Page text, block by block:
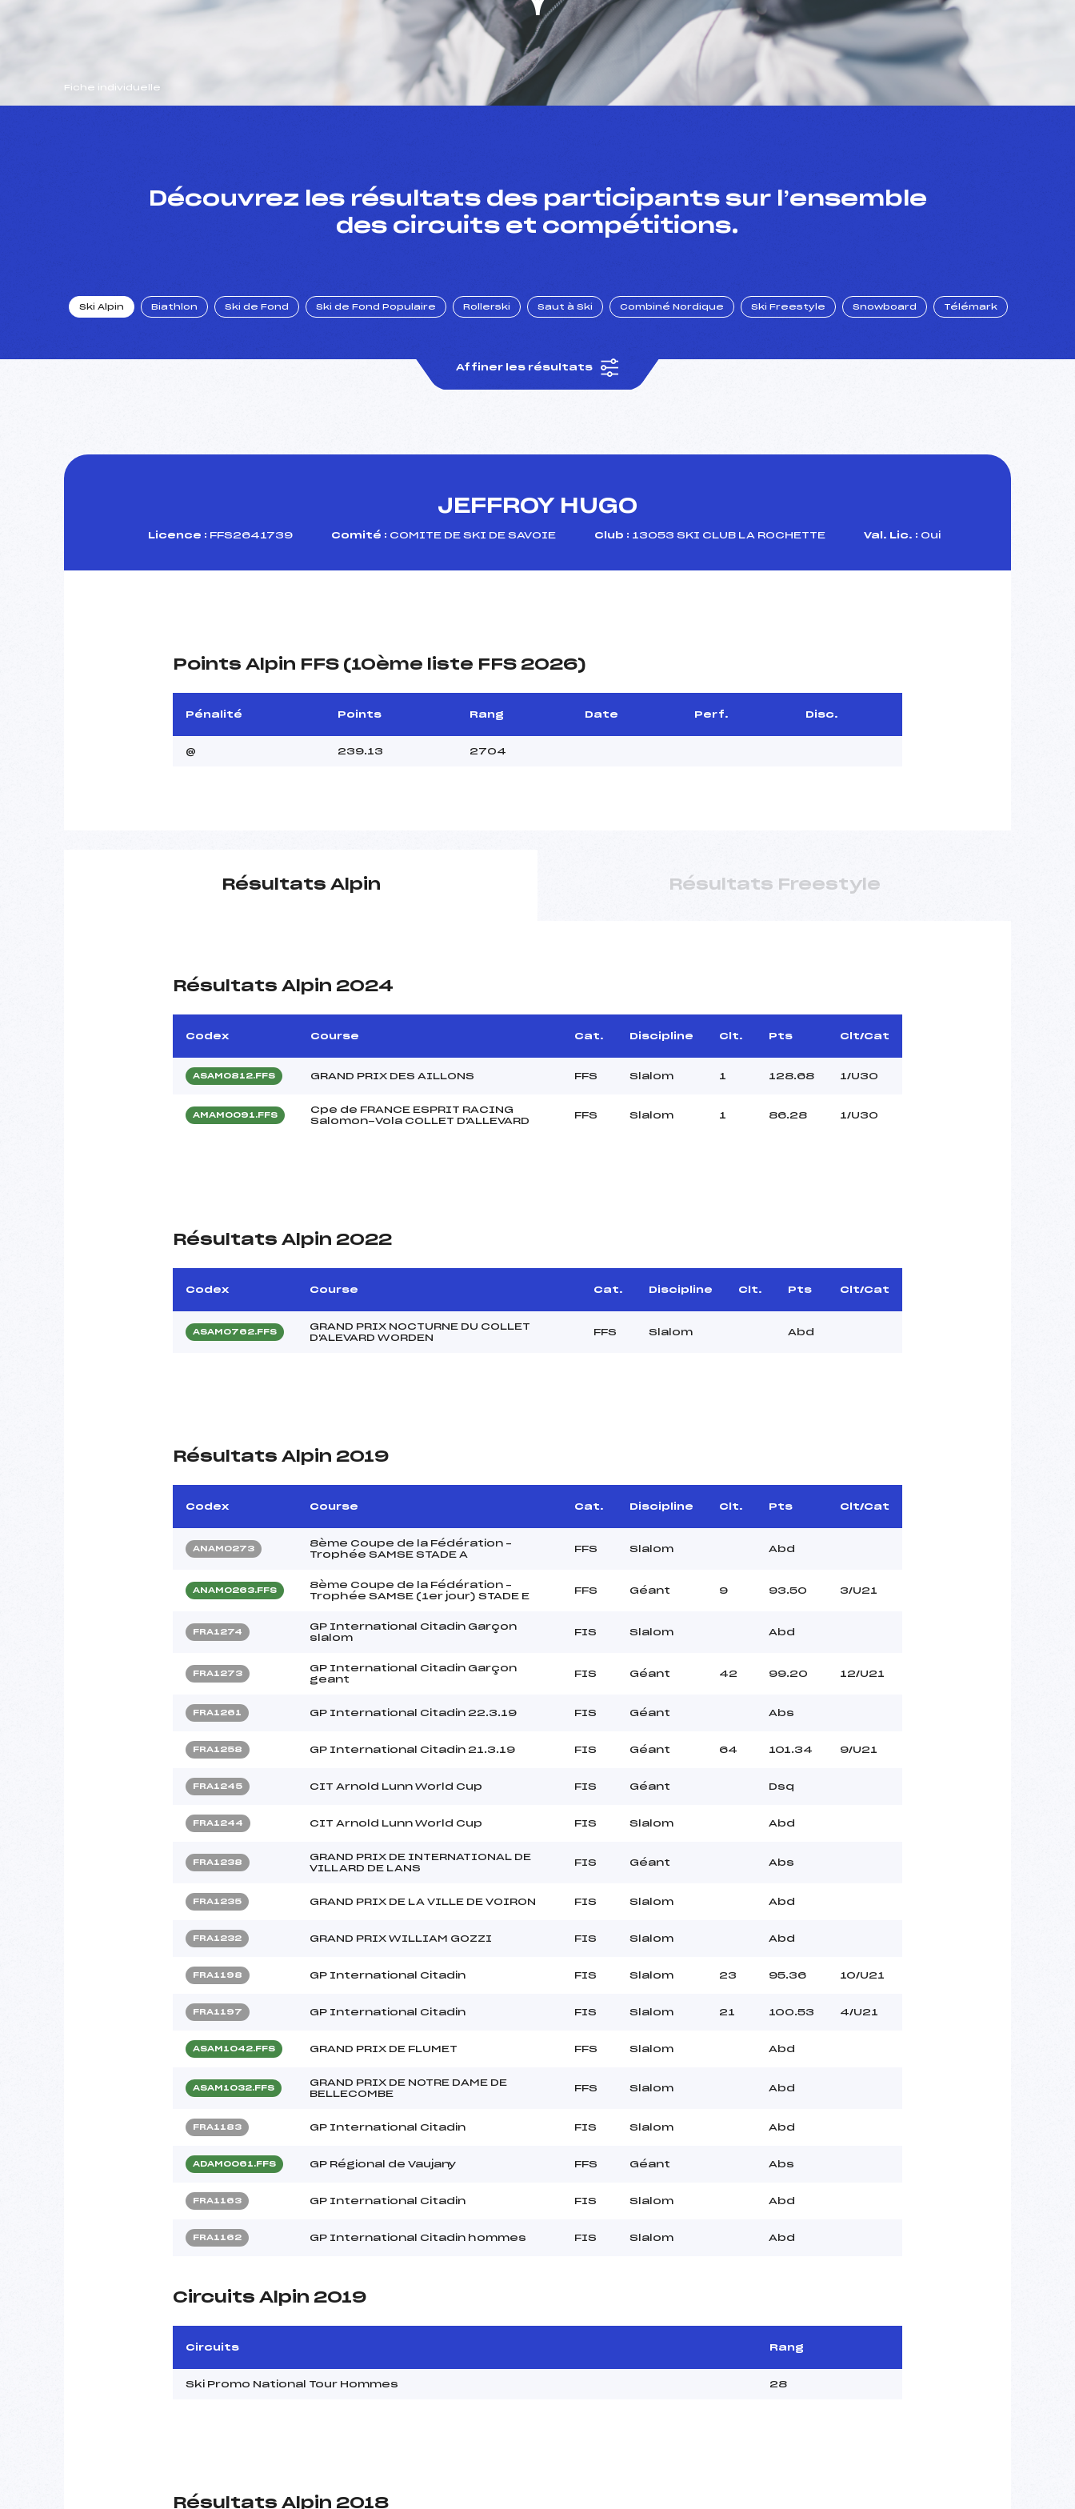
Fiche individuelle
Découvrez les résultats des participants sur l’ensemble
des circuits et compétitions.
Ski Alpin Biathlon Ski de Fond Ski de Fond Populaire Rollerski Saut à Ski Combiné Nordique Ski Freestyle Snowboard Télémark
Affiner les résultats
JEFFROY HUGO
Licence : FFS2641739 Comité : COMITE DE SKI DE SAVOIE Club : 13053 SKI CLUB LA ROCHETTE Val. Lic. : Oui
Points Alpin FFS (10ème liste FFS 2026)
Pénalité Points Rang Date Perf. Disc.
@ 239.13 2704
Résultats Alpin Résultats Freestyle
Résultats Alpin 2024
Codex Course Cat. Discipline Clt. Pts Clt/Cat
ASAM0812.FFS GRAND PRIX DES AILLONS FFS Slalom 1 128.68 1/U30
AMAM0091.FFS
Cpe de FRANCE ESPRIT RACING
Salomon-Vola COLLET D'ALLEVARD
FFS Slalom 1 86.28 1/U30
Résultats Alpin 2022
Codex Course Cat. Discipline Clt. Pts Clt/Cat
ASAM0762.FFS
GRAND PRIX NOCTURNE DU COLLET
D'ALEVARD WORDEN
FFS Slalom Abd
Résultats Alpin 2019
Codex Course Cat. Discipline Clt. Pts Clt/Cat
ANAM0273
8ème Coupe de la Fédération –
Trophée SAMSE STADE A
FFS Slalom Abd
ANAM0263.FFS
8ème Coupe de la Fédération –
Trophée SAMSE (1er jour) STADE E
FFS Géant 9 93.50 3/U21
FRA1274
GP International Citadin Garçon
slalom
FIS Slalom Abd
FRA1273
GP International Citadin Garçon
geant
FIS Géant 42 99.20 12/U21
FRA1261 GP International Citadin 22.3.19 FIS Géant Abs
FRA1258 GP International Citadin 21.3.19 FIS Géant 64 101.34 9/U21
FRA1245 CIT Arnold Lunn World Cup FIS Géant Dsq
FRA1244 CIT Arnold Lunn World Cup FIS Slalom Abd
FRA1238
GRAND PRIX DE INTERNATIONAL DE
VILLARD DE LANS
FIS Géant Abs
FRA1235 GRAND PRIX DE LA VILLE DE VOIRON FIS Slalom Abd
FRA1232 GRAND PRIX WILLIAM GOZZI FIS Slalom Abd
FRA1198 GP International Citadin FIS Slalom 23 95.36 10/U21
FRA1197 GP International Citadin FIS Slalom 21 100.53 4/U21
ASAM1042.FFS GRAND PRIX DE FLUMET FFS Slalom Abd
ASAM1032.FFS
GRAND PRIX DE NOTRE DAME DE
BELLECOMBE
FFS Slalom Abd
FRA1183 GP International Citadin FIS Slalom Abd
ADAM0061.FFS GP Régional de Vaujany FFS Géant Abs
FRA1163 GP International Citadin FIS Slalom Abd
FRA1162 GP International Citadin hommes FIS Slalom Abd
Circuits Alpin 2019
Circuits Rang
Ski Promo National Tour Hommes 28
Résultats Alpin 2018